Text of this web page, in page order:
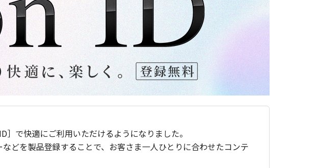
で快適にご利用いただけるようになりました。
どを製品登録することで、お客さま一人ひとりに合わせたコンテ